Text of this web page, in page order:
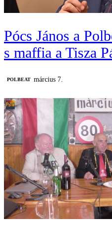
Pócs János a
s maffia a Tisza
‎POLBEAT március 7.